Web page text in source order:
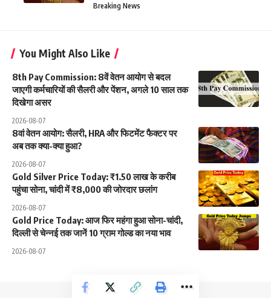
Breaking News
You Might Also Like
8th Pay Commission: 8वें वेतन आयोग से बदल
जाएगी कर्मचारियों की सैलरी और पेंशन, अगले 10 साल तक
दिखेगा असर
2026-08-07
8वां वेतन आयोग: सैलरी, HRA और फिटमेंट फैक्टर पर
अब तक क्या-क्या हुआ?
2026-08-07
Gold Silver Price Today: ₹1.50 लाख के करीब
पहुंचा सोना, चांदी में ₹8,000 की जोरदार छलांग
2026-08-07
Gold Price Today: आज फिर महंगा हुआ सोना-चांदी,
दिल्ली से चेन्नई तक जानें 10 ग्राम गोल्ड का नया भाव
2026-08-07